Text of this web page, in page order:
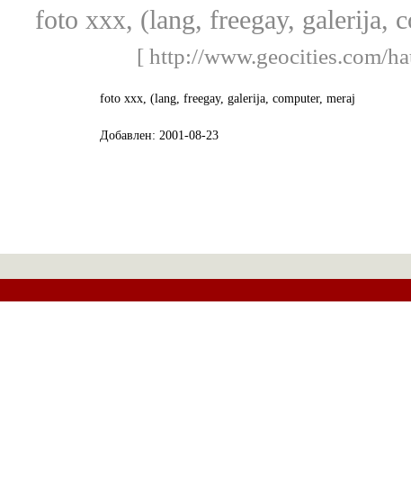
foto xxx, (lang, freegay, galerija,
[ http://www.geocities.com/
foto xxx, (lang, freegay, galerija, computer, meraj
Добавлен: 2001-08-23